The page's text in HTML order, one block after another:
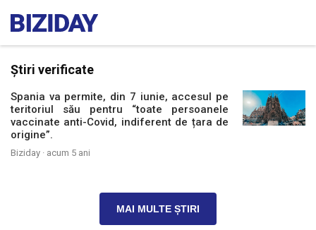
Știri verificate
Spania va permite, din 7 iunie, accesul pe
teritoriul său pentru “toate persoanele
vaccinate anti-Covid, indiferent de țara de
origine”.
Biziday · acum 5 ani
MAI MULTE ȘTIRI